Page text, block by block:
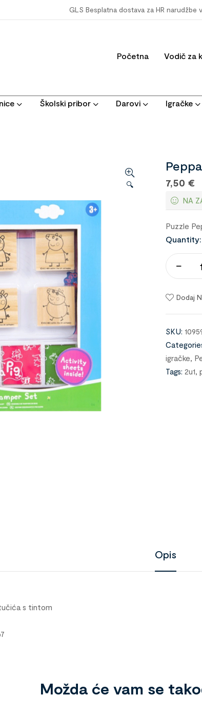
GLS Besplatna dostava za HR narudžbe
Početna Vodič za
Školski pribor Darovi Igračke
🔍 7,50 €
NA
Puzzle
Quantity:
Dodaj
SKU:
igračke,
Tags: 2u1,
Opis
s tintom
Možda će vam se